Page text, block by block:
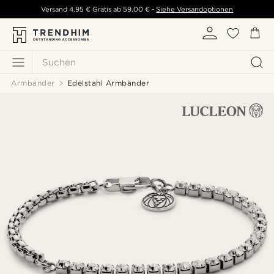
Suchen
Versand 4,95 € Gratis ab 59,00 € - Siehe Versandoptionen
Armbänder Edelstahl Armbänder